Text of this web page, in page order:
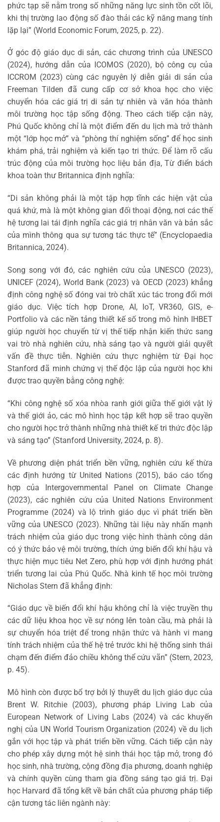
phức tạp sẽ nằm trong số những năng lực sinh tồn cốt lõi,
khi thị trường lao động số đào thải các kỹ năng mang tính
lặp lại” (World Economic Forum, 2025, p. 22).
Ở góc độ giáo dục di sản, các chương trình của UNESCO
(2024), hướng dẫn của ICOMOS (2020), bộ công cụ của
ICCROM (2023) cùng các nguyên lý diễn giải di sản của
Freeman Tilden đã cung cấp cơ sở khoa học cho việc
chuyển hóa các giá trị di sản tự nhiên và văn hóa thành
môi trường học tập sống động. Theo cách tiếp cận này,
Phú Quốc không chỉ là một điểm đến du lịch mà trở thành
một “lớp học mở” và “phòng thí nghiệm sống” để học sinh
khám phá, trải nghiệm và kiến tạo tri thức. Để làm rõ cấu
trúc động của môi trường học liệu bản địa, Từ điển bách
khoa toàn thư Britannica định nghĩa:
“Di sản không phải là một tập hợp tĩnh các hiện vật của
quá khứ, mà là một không gian đối thoại động, nơi các thế
hệ tương lai tái định nghĩa các giá trị nhân văn và bản sắc
của mình thông qua sự tương tác thực tế” (Encyclopaedia
Britannica, 2024).
Song song với đó, các nghiên cứu của UNESCO (2023),
UNICEF (2024), World Bank (2023) và OECD (2023) khẳng
định công nghệ số đóng vai trò chất xúc tác trong đổi mới
giáo dục. Việc tích hợp Drone, AI, IoT, VR360, GIS, e-
Portfolio và các nền tảng thiết kế số trong mô hình IHBET
giúp người học chuyển từ vị thế tiếp nhận kiến thức sang
vai trò nhà nghiên cứu, nhà sáng tạo và người giải quyết
vấn đề thực tiễn. Nghiên cứu thực nghiệm từ Đại học
Stanford đã minh chứng vị thế độc lập của người học khi
được trao quyền bằng công nghệ:
“Khi công nghệ số xóa nhòa ranh giới giữa thế giới vật lý
và thế giới ảo, các mô hình học tập kết hợp sẽ trao quyền
cho người học trở thành những nhà thiết kế tri thức độc lập
và sáng tạo” (Stanford University, 2024, p. 8).
Về phương diện phát triển bền vững, nghiên cứu kế thừa
các định hướng từ United Nations (2015), báo cáo tổng
hợp của Intergovernmental Panel on Climate Change
(2023), các nghiên cứu của United Nations Environment
Programme (2024) và lộ trình giáo dục vì phát triển bền
vững của UNESCO (2023). Những tài liệu này nhấn mạnh
trách nhiệm của giáo dục trong việc hình thành công dân
có ý thức bảo vệ môi trường, thích ứng biến đổi khí hậu và
thực hiện mục tiêu Net Zero, phù hợp với định hướng phát
triển tương lai của Phú Quốc. Nhà kinh tế học môi trường
Nicholas Stern đã khẳng định:
“Giáo dục về biến đổi khí hậu không chỉ là việc truyền thụ
các dữ liệu khoa học về sự nóng lên toàn cầu, mà phải là
sự chuyển hóa triệt để trong nhận thức và hành vi mang
tính trách nhiệm của thế hệ trẻ trước khi hệ thống sinh thái
chạm đến điểm đảo chiều không thể cứu vãn” (Stern, 2023,
p. 45).
Mô hình còn được bổ trợ bởi lý thuyết du lịch giáo dục của
Brent W. Ritchie (2003), phương pháp Living Lab của
European Network of Living Labs (2024) và các khuyến
nghị của UN World Tourism Organization (2024) về du lịch
gắn với học tập và phát triển bền vững. Cách tiếp cận này
cho phép xây dựng một hệ sinh thái học tập mở, trong đó
học sinh, nhà trường, cộng đồng địa phương, doanh nghiệp
và chính quyền cùng tham gia đồng sáng tạo giá trị. Đại
học Harvard đã tổng kết về bản chất của phương pháp tiếp
cận tương tác liên ngành này: